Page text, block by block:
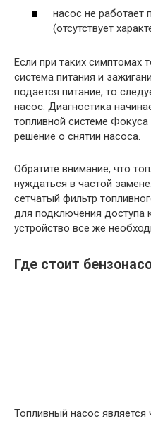
насос не работает
(отсутствует
Если при таких симптомах
система питания и
подается питание, то
насос. Диагностика
топливной системе Фокуса
решение о снятии насоса.
Обратите внимание, что
нуждаться в частой
сетчатый фильтр
для подключения доступа
устройство все же
Где стоит
Топливный насос